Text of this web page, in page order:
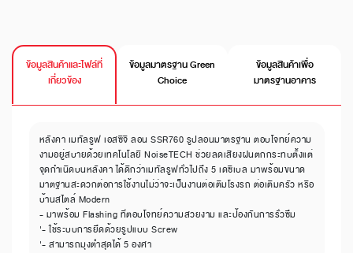
ข้อมูลสินค้าและไฟล์ที่
เกี่ยวข้อง
ข้อมูลมาตรฐาน Green
Choice
ข้อมูลสินค้าเพื่อ
มาตรฐานอาคาร
หลังคา เมทัลรูฟ เอสซีจี ลอน SSR760 รูปลอนมาตรฐาน ตอบโจทย์ความ
งามอยู่สบายด้วยเทคโนโลยี NoiseTECH ช่วยลดเสียงฝนตกกระทบตั้งแต่
จุดกำเนิดบนหลังคา ได้ดีกว่าเมทัลรูฟทั่วไปถึง 5 เดซิเบล มาพร้อมขนาด
มาตฐานสะดวกต่อการใช้งานไม่ว่าจะเป็นงานต่อเติมโรงรถ ต่อเติมครัว หรือ
บ้านสไตล์ Modern
- มาพร้อม Flashing ที่ตอบโจทย์ความสวยงาม และป้องกันการรั่วซึม
'- ใช้ระบบการยึดด้วยรูปแบบ Screw
'- สามารถมุงต่ำสุดได้ 5 องศา